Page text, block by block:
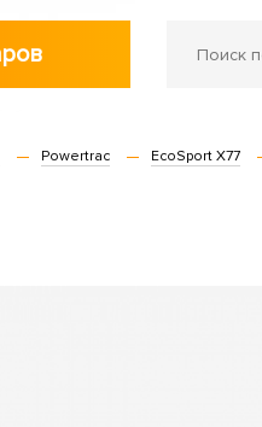
Powertrac EcoSport X77